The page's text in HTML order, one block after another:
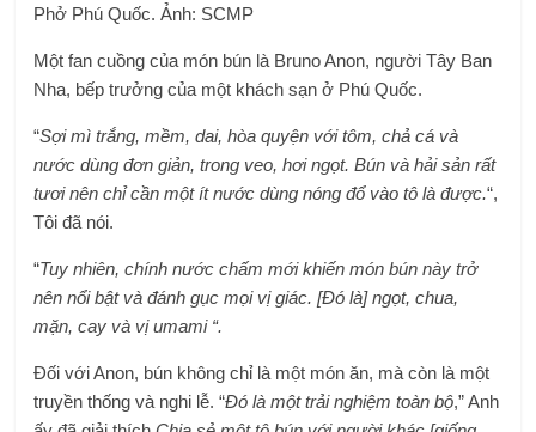
Phở Phú Quốc. Ảnh: SCMP
Một fan cuồng của món bún là Bruno Anon, người Tây Ban
Nha, bếp trưởng của một khách sạn ở Phú Quốc.
“Sợi mì trắng, mềm, dai, hòa quyện với tôm, chả cá và
nước dùng đơn giản, trong veo, hơi ngọt. Bún và hải sản rất
tươi nên chỉ cần một ít nước dùng nóng đổ vào tô là được.“,
Tôi đã nói.
“Tuy nhiên, chính nước chấm mới khiến món bún này trở
nên nổi bật và đánh gục mọi vị giác. [Đó là] ngọt, chua,
mặn, cay và vị umami “.
Đối với Anon, bún không chỉ là một món ăn, mà còn là một
truyền thống và nghi lễ. “Đó là một trải nghiệm toàn bộ,” Anh